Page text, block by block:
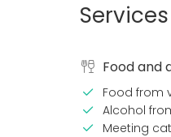
Food and
Food from
Alcohol
Meeting